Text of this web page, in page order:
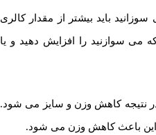
باید بیشتر از مقدار کالری
می سوازنید را افزایش دهید و یا
نتیجه کاهش وزن و سایز می شود.